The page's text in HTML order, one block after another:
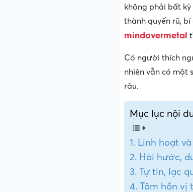
không phải bất
thành quyến rũ,
mindovermetal
Có người thích
nhiên vẫn có một
râu.
Mục lục nội
Linh hoạt
Hài hước,
Tự tin, lạc
Tâm hồn vị